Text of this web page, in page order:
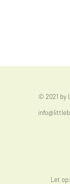
© 2021 by
Let